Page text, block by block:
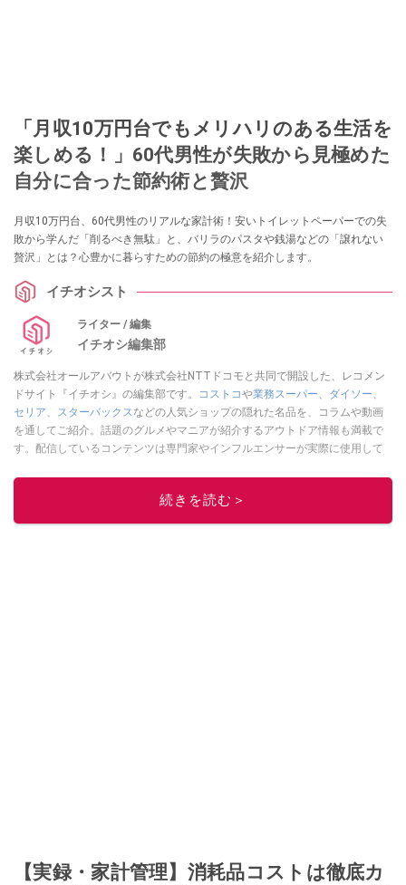
「月収10万円台でもメリハリのある生活を
楽しめる！」60代男性が失敗から見極めた
自分に合った節約術と贅沢
月収10万円台、60代男性のリアルな家計術！安いトイレットペーパーでの失
敗から学んだ「削るべき無駄」と、バリラのパスタや銭湯などの「譲れない
贅沢」とは？心豊かに暮らすための節約の極意を紹介します。
イチオシスト
ライター / 編集
イチオシ編集部
株式会社オールアバウトが株式会社NTTドコモと共同で開設した、レコメン
ドサイト『イチオシ』の編集部です。
コストコや業務スーパー、 ダイソー、
セリア、 スターバックスなどの人気ショップの隠れた名品を、コラムや動画
を通してご紹介。話題のグルメやマニアが紹介するアウトドア情報も満載で
す。配信しているコンテンツは専門家やインフルエンサーが実際に使用して
ニュースでフォロー
続きを読む＞
【実録・家計管理】消耗品コストは徹底カ